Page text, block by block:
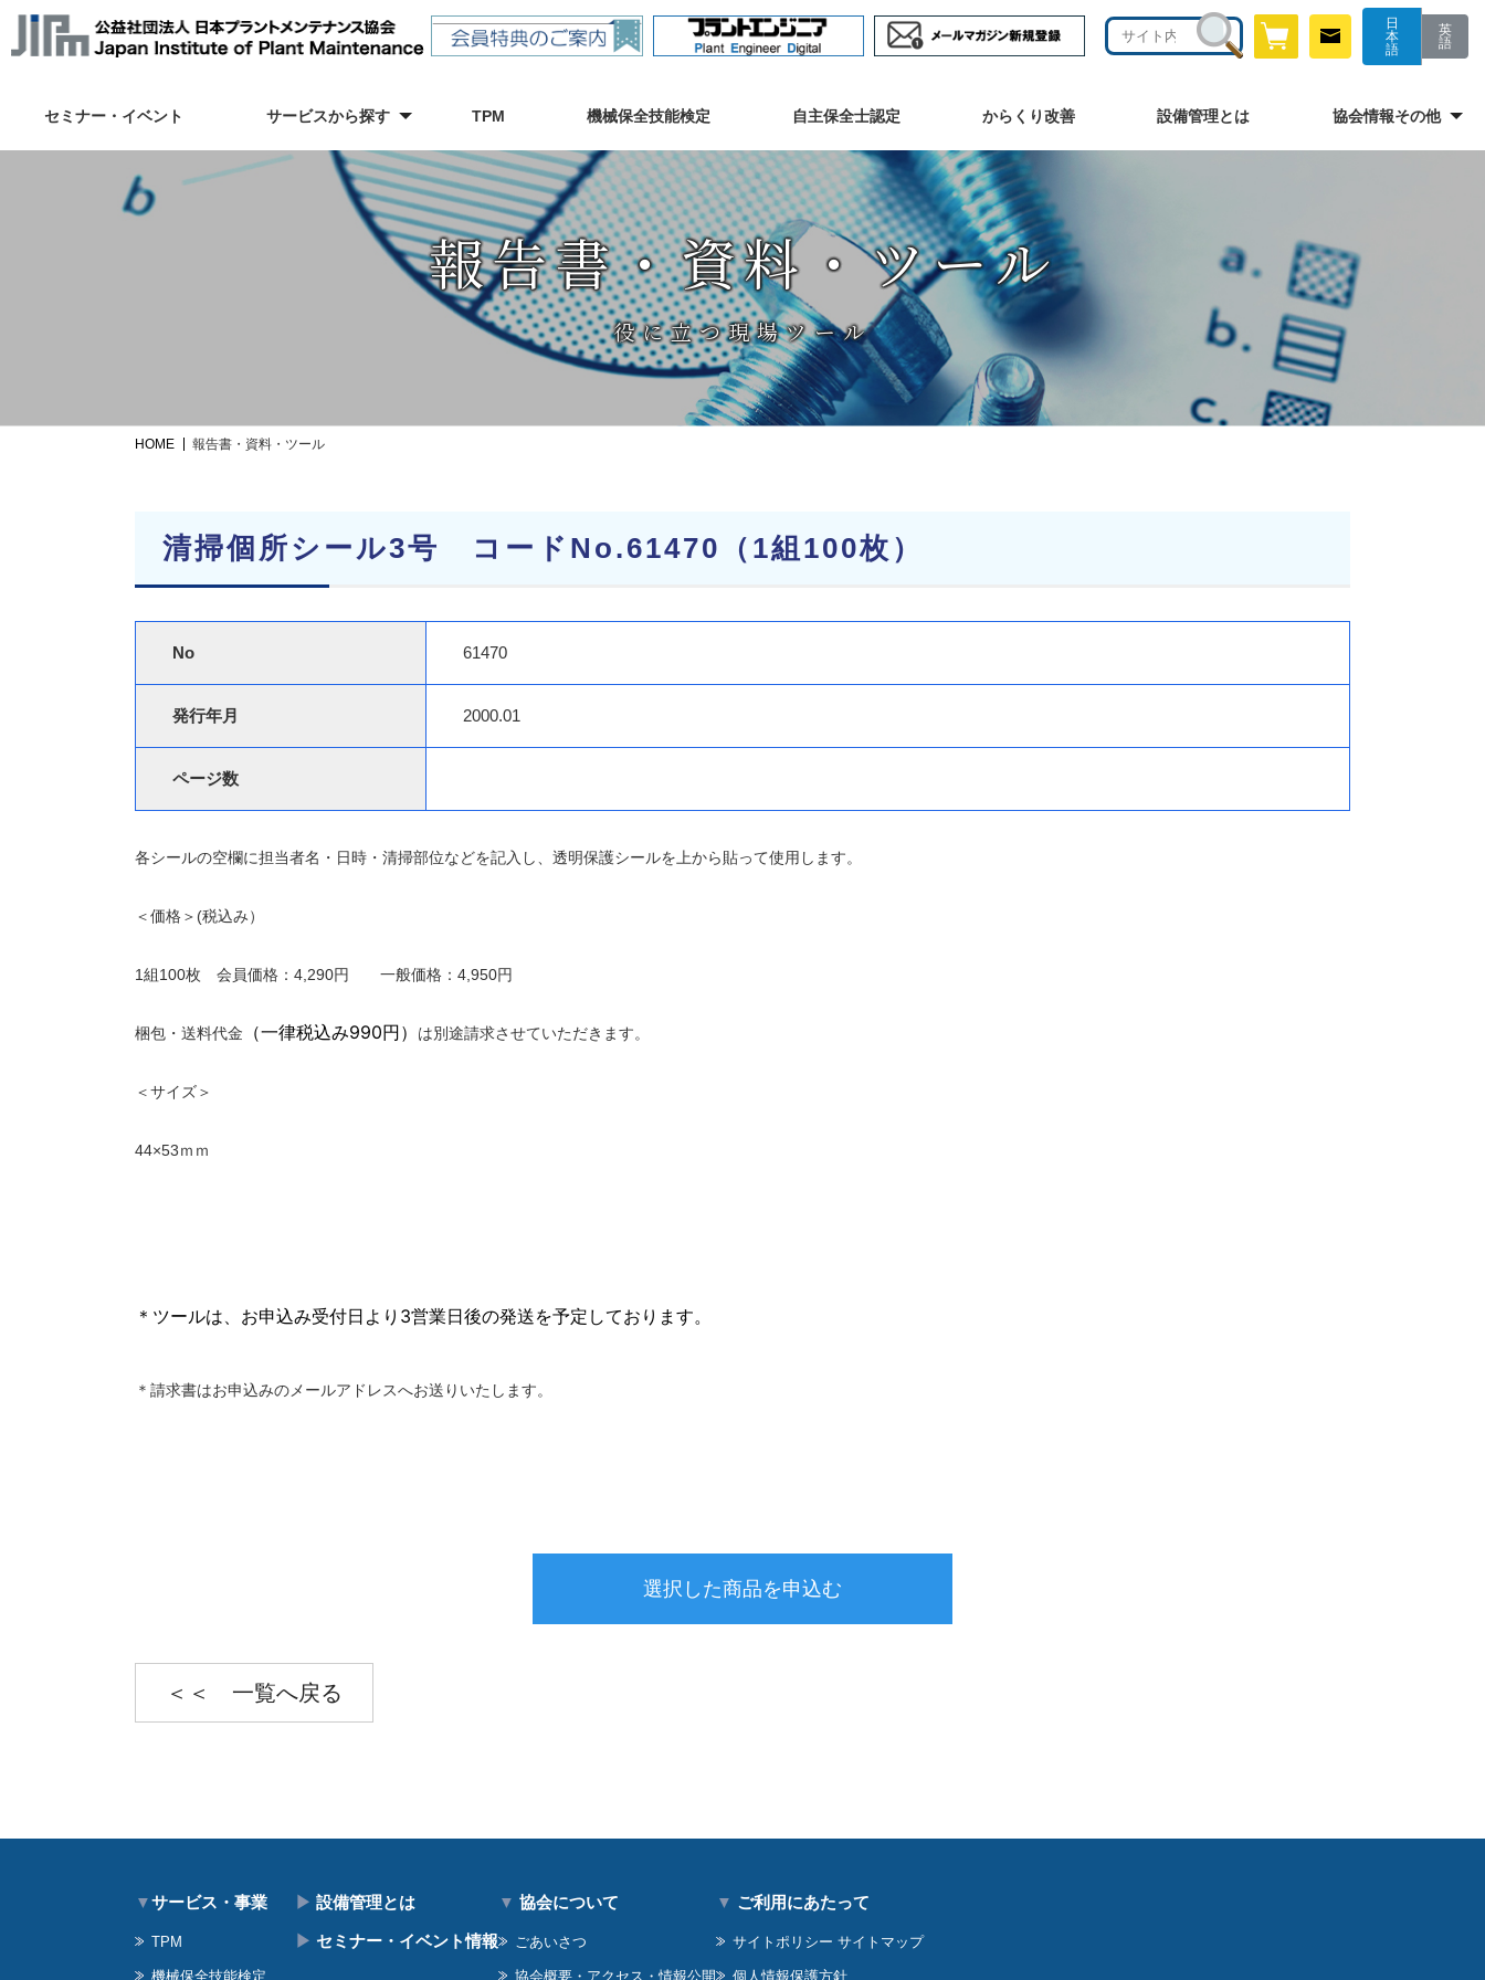
日
本
語
英
語
セミナー・イベント サービスから探す TPM 機械保全技能検定 自主保全士認定 からくり改善 設備管理とは 協会情報その他
報告書・資料・ツール
役に立つ現場ツール
HOME 報告書・資料・ツール
清掃個所シール3号 コードNo.61470（1組100枚）
No 61470
発行年月 2000.01
ページ数
各シールの空欄に担当者名・日時・清掃部位などを記入し、透明保護シールを上から貼って使用します。
＜価格＞(税込み）
1組100枚 会員価格：4,290円 一般価格：4,950円
梱包・送料代金 （一律税込み990円） は別途請求させていただきます。
＜サイズ＞
44×53ｍｍ
＊ ツールは、お申込み受付日より3営業日後の発送を予定しております。
＊請求書はお申込みのメールアドレスへお送りいたします。
選択した商品を申込む
＜＜ 一覧へ戻る
▼サービス・事業
TPM
機械保全技能検定
▶ 設備管理とは
▶ セミナー・イベント情報
▼ 協会について
ごあいさつ
協会概要・アクセス・情報公開
▼ ご利用にあたって
サイトポリシー サイトマップ
個人情報保護方針